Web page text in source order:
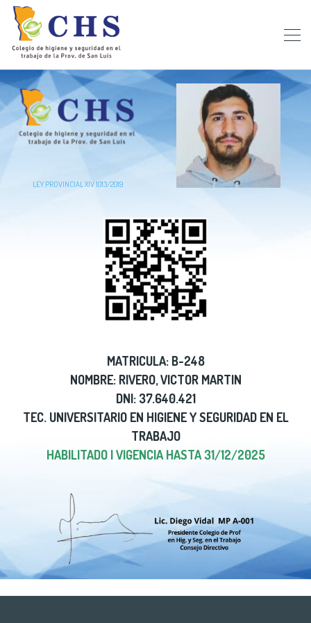
LEY PROVINCIAL XIV 1013/2019
MATRICULA: B-248
NOMBRE: RIVERO, VICTOR MARTIN
DNI: 37.640.421
TEC. UNIVERSITARIO EN HIGIENE Y SEGURIDAD EN EL
TRABAJO
HABILITADO | VIGENCIA HASTA 31/12/2025